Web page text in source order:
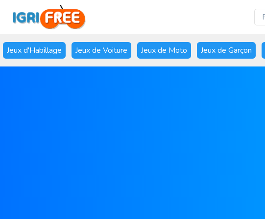
Jeux d'Habillage Jeux de Voiture Jeux de Moto Jeux de Garçon